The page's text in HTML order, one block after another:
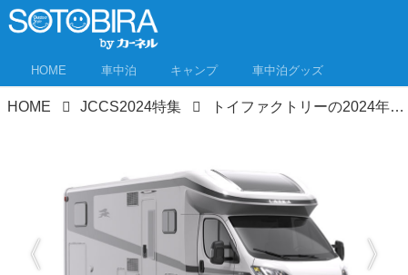
HOME 車中泊 キャンプ 車中泊グッズ
HOME JCCS2024特集 トイファクトリーの2024年注目キャンピングカー7選 バーデンの特別仕様も！ジャパンキャンピングカーショー2024